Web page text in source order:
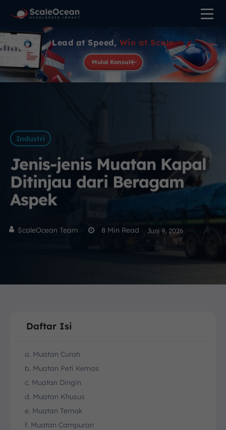
Lead at Speed, Win at Scale
Mulai Konsul
Industri
Jenis-jenis Muatan Kapal
Ditinjau dari Beragam
Aspek
ScaleOcean Team 8 Min Read Juni 9, 2026
Daftar Isi
a. Muatan Curah
b. Muatan Peti Kemas
c. Muatan Dingin
d. Muatan Khusus
e. Muatan Ternak
f. Muatan Campuran